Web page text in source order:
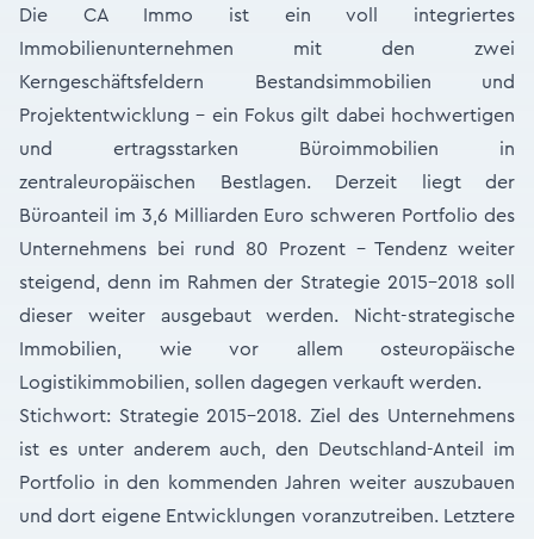
Die CA Immo ist ein voll integriertes
Immobilienunternehmen mit den zwei
Kerngeschäftsfeldern Bestandsimmobilien und
Projektentwicklung – ein Fokus gilt dabei hochwertigen
und ertragsstarken Büroimmobilien in
zentraleuropäischen Bestlagen. Derzeit liegt der
Büroanteil im 3,6 Milliarden Euro schweren Portfolio des
Unternehmens bei rund 80 Prozent – Tendenz weiter
steigend, denn im Rahmen der Strategie 2015-2018 soll
dieser weiter ausgebaut werden. Nicht-strategische
Immobilien, wie vor allem osteuropäische
Logistikimmobilien, sollen dagegen verkauft werden.
Stichwort: Strategie 2015-2018. Ziel des Unternehmens
ist es unter anderem auch, den Deutschland-Anteil im
Portfolio in den kommenden Jahren weiter auszubauen
und dort eigene Entwicklungen voranzutreiben. Letztere